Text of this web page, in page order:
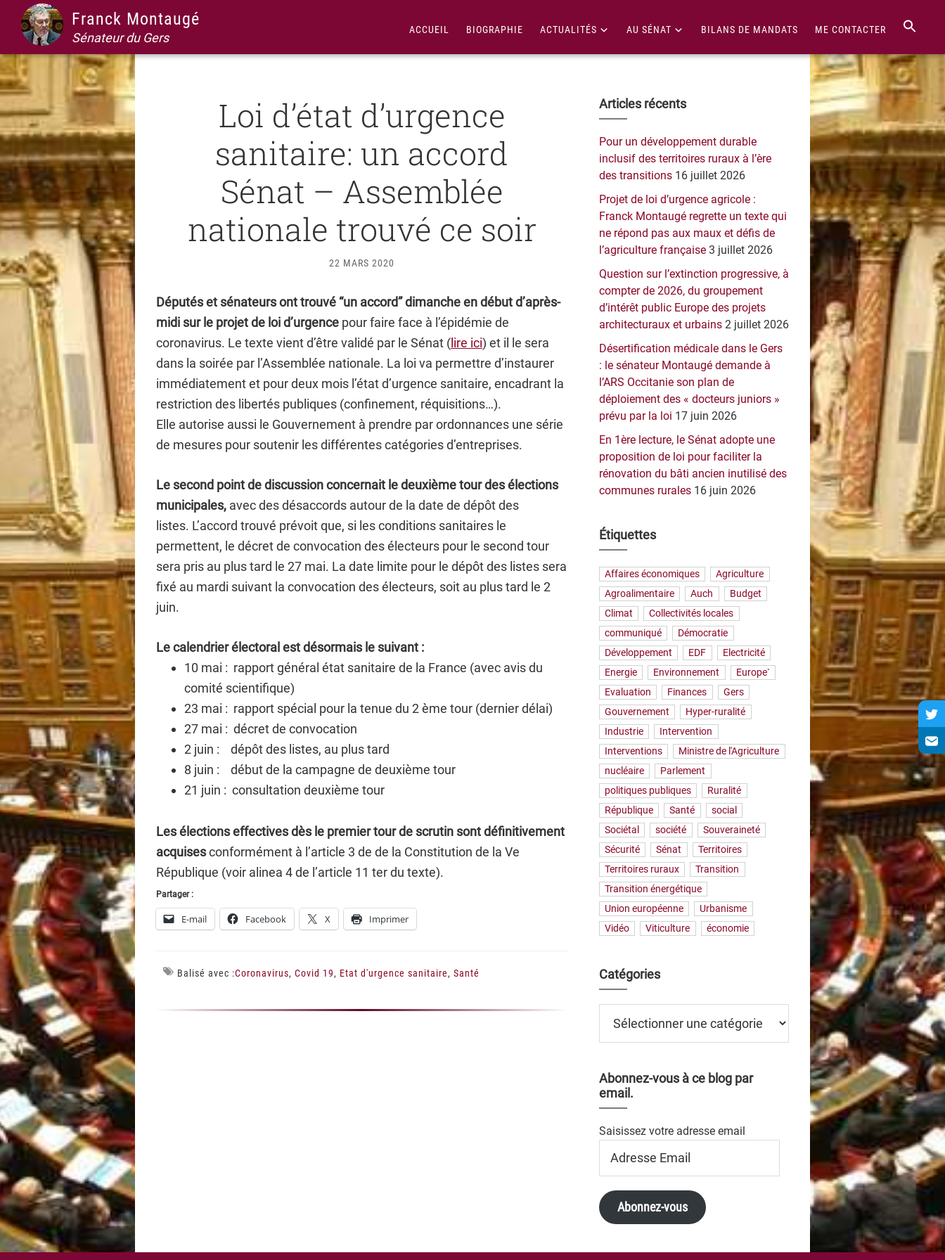
Passer
la
navigation
principale
Passer
contenu
principal
Passer
la
barre
latérale
principale
Passer
pied
de
page
Franck Montaugé
Sénateur du Gers
ACCUEIL BIOGRAPHIE ACTUALITÉS AU SÉNAT BILANS DE MANDATS ME CONTACTER
Loi d’état d’urgence
sanitaire: un accord
Sénat – Assemblée
nationale trouvé ce soir
22 MARS 2020
Députés et sénateurs ont trouvé “un accord” dimanche en début d’après-
midi sur le projet de loi d’urgence pour faire face à l’épidémie de
coronavirus. Le texte vient d’être validé par le Sénat ( lire ici) et il le sera
dans la soirée par l’Assemblée nationale. La loi va permettre d’instaurer
immédiatement et pour deux mois l’état d’urgence sanitaire, encadrant la
restriction des libertés publiques (confinement, réquisitions…).
Elle autorise aussi le Gouvernement à prendre par ordonnances une série
de mesures pour soutenir les différentes catégories d’entreprises.
Le second point de discussion concernait le deuxième tour des élections
municipales, avec des désaccords autour de la date de dépôt des
listes. L’accord trouvé prévoit que, si les conditions sanitaires le
permettent, le décret de convocation des électeurs pour le second tour
sera pris au plus tard le 27 mai. La date limite pour le dépôt des listes sera
fixé au mardi suivant la convocation des électeurs, soit au plus tard le 2
juin.
Le calendrier électoral est désormais le suivant :
10 mai : rapport général état sanitaire de la France (avec avis du
comité scientifique)
23 mai : rapport spécial pour la tenue du 2 ème tour (dernier délai)
27 mai : décret de convocation
2 juin : dépôt des listes, au plus tard
8 juin : début de la campagne de deuxième tour
21 juin : consultation deuxième tour
Les élections effectives dès le premier tour de scrutin sont définitivement
acquisesconformément à l’article 3 de de la Constitution de la Ve
République (voir alinea 4 de l’article 11 ter du texte).
Partager :
E-mail Facebook X Imprimer
Balisé avec :Coronavirus, Covid 19, Etat d'urgence sanitaire, Santé
Barre
latérale
principale
Articles récents
Pour un développement durable
inclusif des territoires ruraux à l’ère
des transitions 16 juillet 2026
Projet de loi d’urgence agricole :
Franck Montaugé regrette un texte qui
ne répond pas aux maux et défis de
l’agriculture française 3 juillet 2026
Question sur l’extinction progressive, à
compter de 2026, du groupement
d’intérêt public Europe des projets
architecturaux et urbains 2 juillet 2026
Désertification médicale dans le Gers
: le sénateur Montaugé demande à
l’ARS Occitanie son plan de
déploiement des « docteurs juniors »
prévu par la loi 17 juin 2026
En 1ère lecture, le Sénat adopte une
proposition de loi pour faciliter la
rénovation du bâti ancien inutilisé des
communes rurales 16 juin 2026
Étiquettes
Affaires économiques
Agriculture
Agroalimentaire
Auch
Budget
Climat
Collectivités locales
communiqué
Démocratie
Développement
EDF
Electricité
Energie
Environnement
Europe`
Evaluation
Finances
Gers
Gouvernement
Hyper-ruralité
Industrie
Intervention
Interventions
Ministre de l'Agriculture
nucléaire
Parlement
politiques publiques
Ruralité
République
Santé
social
Sociétal
société
Souveraineté
Sécurité
Sénat
Territoires
Territoires ruraux
Transition
Transition énergétique
Union européenne
Urbanisme
Vidéo
Viticulture économie
Catégories
Abonnez-vous à ce blog par
email.
Saisissez votre adresse email
Email
Abonnez-vous